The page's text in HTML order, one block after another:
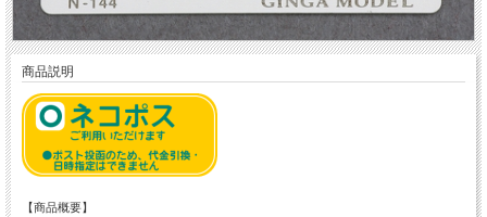
商品説明
【商品概要】